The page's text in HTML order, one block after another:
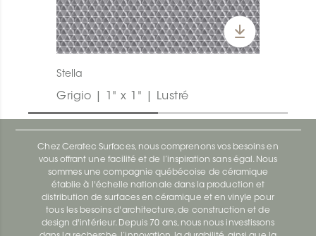
Stella
Grigio | 1" x 1" | Lustré
Chez Ceratec Surfaces, nous comprenons vos besoins en
vous offrant une facilité et de l’inspiration sans égal. Nous
sommes une compagnie québécoise de céramique
établie à l'échelle nationale dans la production et
distribution de surfaces en céramique et en vinyle pour
tous les besoins d'architecture, de construction et de
design d'intérieur. Depuis 70 ans, nous nous investissons